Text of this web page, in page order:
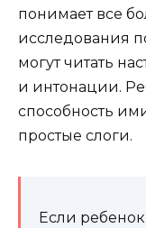
понимает все
исследования
могут читать
и интонации.
способность
простые слоги.
Если ребенок